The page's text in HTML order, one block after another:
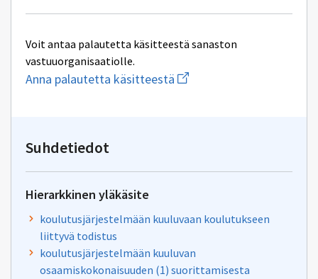
Voit antaa palautetta käsitteestä sanaston
vastuuorganisaatiolle.
Anna palautetta käsitteestä Aloita
uuden
Suhdetiedot
Hierarkkinen yläkäsite
koulutusjärjestelmään kuuluvaan koulutukseen
liittyvä todistus
koulutusjärjestelmään kuuluvan
osaamiskokonaisuuden (1) suorittamisesta